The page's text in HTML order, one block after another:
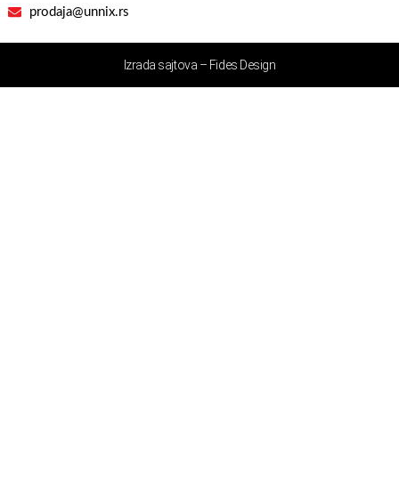
prodaja@unnix.rs
Izrada sajtova – Fides Design